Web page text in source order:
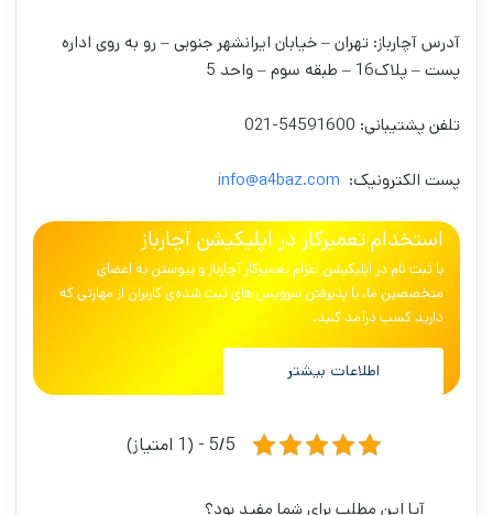
آدرس آچارباز: تهران – خیابان ایرانشهر جنوبی – رو به روی اداره
پست – پلاک16 – طبقه سوم – واحد 5
تلفن پشتیبانی: 54591600-021
پست الکترونیک: info@a4baz.com
استخدام تعمیرکار در اپلیکیشن آچارباز
با ثبت نام در اپلیکیشن اعزام تعمیرکار آچارباز و پیوستن به اعضای
متخصصین ما، با پذیرفتن سرویس های ثبت شده‌ی کاربران از مهارتی که
دارید کسب درآمد کنید.
اطلاعات بیشتر
5/5 - (1 امتیاز)
آیا این مطلب برای شما مفید بود؟